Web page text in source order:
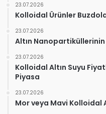
23.07.2026
Kolloidal Ürünler
23.07.2026
Altın
23.07.2026
Kolloidal Altın Suyu
Piyasa
23.07.2026
Mor veya Mavi Kolloidal